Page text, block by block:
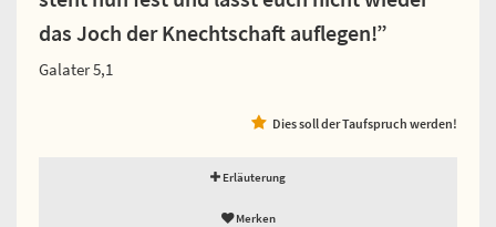
das Joch der Knechtschaft auflegen!”
Galater 5,1
Dies soll der Taufspruch werden!
Erläuterung
Merken